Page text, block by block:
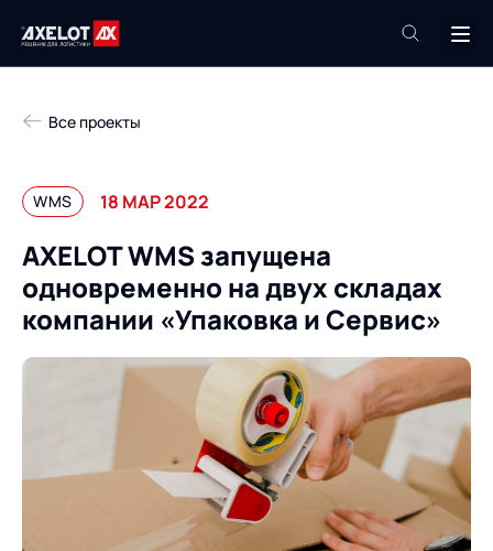
Техподдержка
Продукты
Роботизация
Услуги
Пресс-центр
Проекты
Контакты
О компании
Партнеры
Все проекты
WMS 18 МАР 2022
AXELOT WMS запущена
одновременно на двух складах
компании «Упаковка и Сервис»